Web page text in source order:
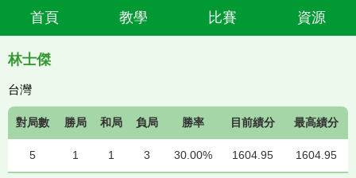
首頁 教學 比賽 資源
林士傑
台灣
對局數 勝局 和局 負局 勝率 目前績分 最高績分
5 1 1 3 30.00% 1604.95 1604.95